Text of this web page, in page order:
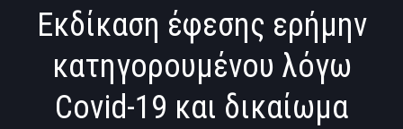
Εκδίκαση έφεσης ερήμην
κατηγορουμένου λόγω
Covid-19 και δικαίωμα